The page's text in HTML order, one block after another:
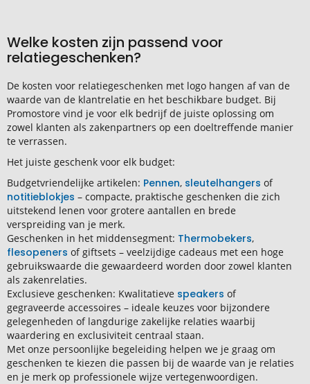
Welke kosten zijn passend voor
relatiegeschenken?
De kosten voor relatiegeschenken met logo hangen af van de
waarde van de klantrelatie en het beschikbare budget. Bij
Promostore vind je voor elk bedrijf de juiste oplossing om
zowel klanten als zakenpartners op een doeltreffende manier
te verrassen.
Het juiste geschenk voor elk budget:
Budgetvriendelijke artikelen: Pennen, sleutelhangers of
notitieblokjes – compacte, praktische geschenken die zich
uitstekend lenen voor grotere aantallen en brede
verspreiding van je merk.
Geschenken in het middensegment: Thermobekers,
flesopeners of giftsets – veelzijdige cadeaus met een hoge
gebruikswaarde die gewaardeerd worden door zowel klanten
als zakenrelaties.
Exclusieve geschenken: Kwalitatieve speakers of
gegraveerde accessoires – ideale keuzes voor bijzondere
gelegenheden of langdurige zakelijke relaties waarbij
waardering en exclusiviteit centraal staan.
Met onze persoonlijke begeleiding helpen we je graag om
geschenken te kiezen die passen bij de waarde van je relaties
en je merk op professionele wijze vertegenwoordigen.